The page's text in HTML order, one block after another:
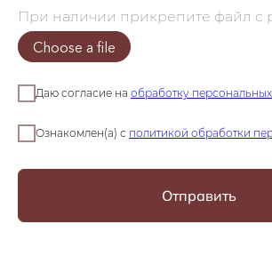
При наличии прикрепите файл с
Choose a file
Даю согласие на обработку
Ознакомлен(а) с политикой обработки
Отправить